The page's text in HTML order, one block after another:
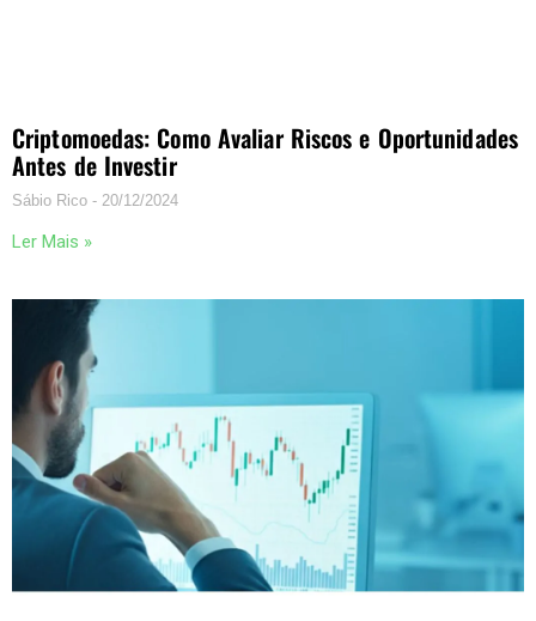
Criptomoedas: Como Avaliar Riscos e Oportunidades
Antes de Investir
Sábio Rico 20/12/2024
Ler Mais »